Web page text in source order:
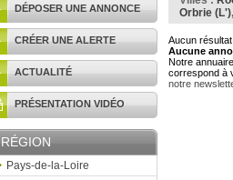
DÉPOSER UNE ANNONCE
CRÉER UNE ALERTE
ACTUALITÉ
PRÉSENTATION VIDÉO
RÉGION
Pays-de-la-Loire
Orbrie (L'),
Aucun résultat
Aucune
Notre
correspond à
notre